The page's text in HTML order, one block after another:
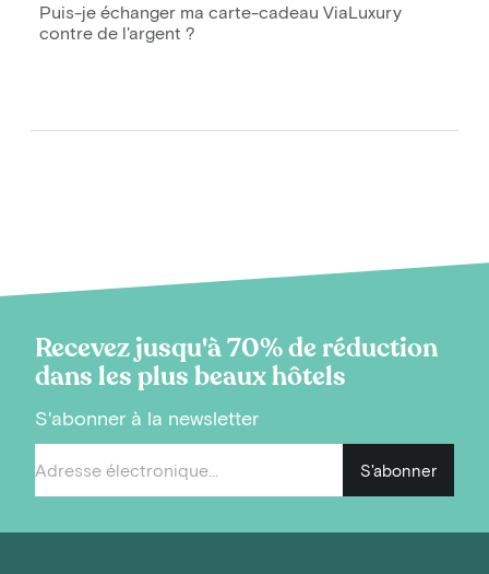
Puis-je échanger ma carte-cadeau ViaLuxury
contre de l'argent ?
Recevez jusqu'à 70% de réduction
dans les plus beaux hôtels
S'abonner à la newsletter
S'abonner